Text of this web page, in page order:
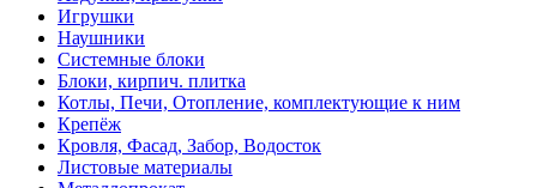
Игрушки
Наушники
Системные блоки
Блоки, кирпич. плитка
Котлы, Печи, Отопление, комплектующие к ним
Крепёж
Кровля, Фасад, Забор, Водосток
Листовые материалы